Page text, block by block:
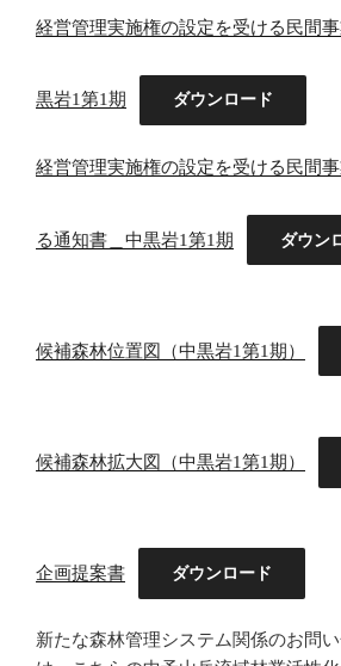
経営管理実施権の設定を受ける民間
黒岩1第1期 ダウンロード
経営管理実施権の設定を受ける民間
る通知書＿中黒岩1第1期 ダウン
候補森林位置図（中黒岩1第1期）
候補森林拡大図（中黒岩1第1期）
企画提案書 ダウンロード
新たな森林管理システム関係のお問